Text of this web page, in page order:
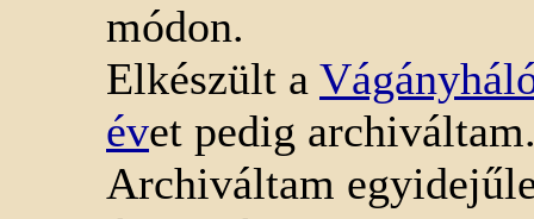
módon.
Elkészült a
évet pedig
Archiváltam